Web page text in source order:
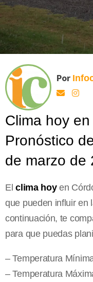
Por
Clima hoy
Pronóstico
de marzo de
Elclima hoyen
que pueden influir en
continuación, te
para que puedas
– Temperatura
– Temperatura